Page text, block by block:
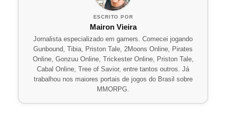
ESCRITO POR
Mairon Vieira
Jornalista especializado em gamers. Comecei jogando
Gunbound, Tibia, Priston Tale, 2Moons Online, Pirates
Online, Gonzuu Online, Trickester Online, Priston Tale,
Cabal Online, Tree of Savior, entre tantos outros. Já
trabalhou nos maiores portais de jogos do Brasil sobre
MMORPG.